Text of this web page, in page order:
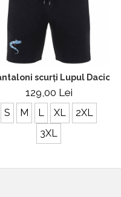
culoare bleumarin,
scurți Lupul Dacic,
129,00 Lei
S M L XL
2XL
3XL